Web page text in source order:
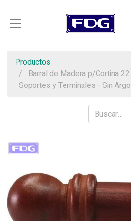
Productos
Barral de Madera p/Cortina
Soportes y Terminales - Sin